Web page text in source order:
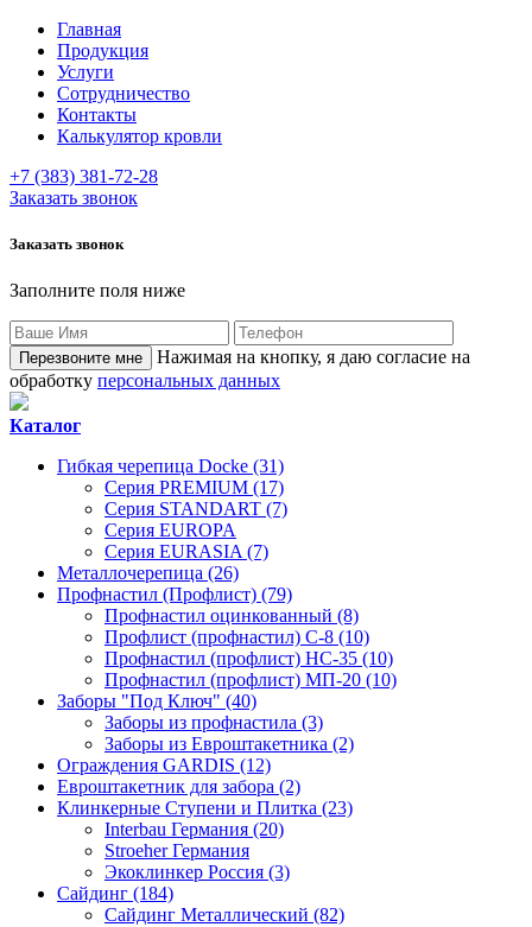
Главная
Продукция
Услуги
Сотрудничество
Контакты
Калькулятор кровли
+7 (383) 381-72-28
Заказать звонок
Заказать звонок
Заполните поля ниже
Нажимая на кнопку, я даю согласие на
обработку персональных данных
Каталог
Гибкая черепица Docke (31)
Серия PREMIUM (17)
Серия STANDART (7)
Серия EUROPA
Серия EURASIA (7)
Металлочерепица (26)
Профнастил (Профлист) (79)
Профнастил оцинкованный (8)
Профлист (профнастил) С-8 (10)
Профнастил (профлист) НС-35 (10)
Профнастил (профлист) МП-20 (10)
Заборы "Под Ключ" (40)
Заборы из профнастила (3)
Заборы из Евроштакетника (2)
Ограждения GARDIS (12)
Евроштакетник для забора (2)
Клинкерные Ступени и Плитка (23)
Interbau Германия (20)
Stroeher Германия
Экоклинкер Россия (3)
Сайдинг (184)
Сайдинг Металлический (82)